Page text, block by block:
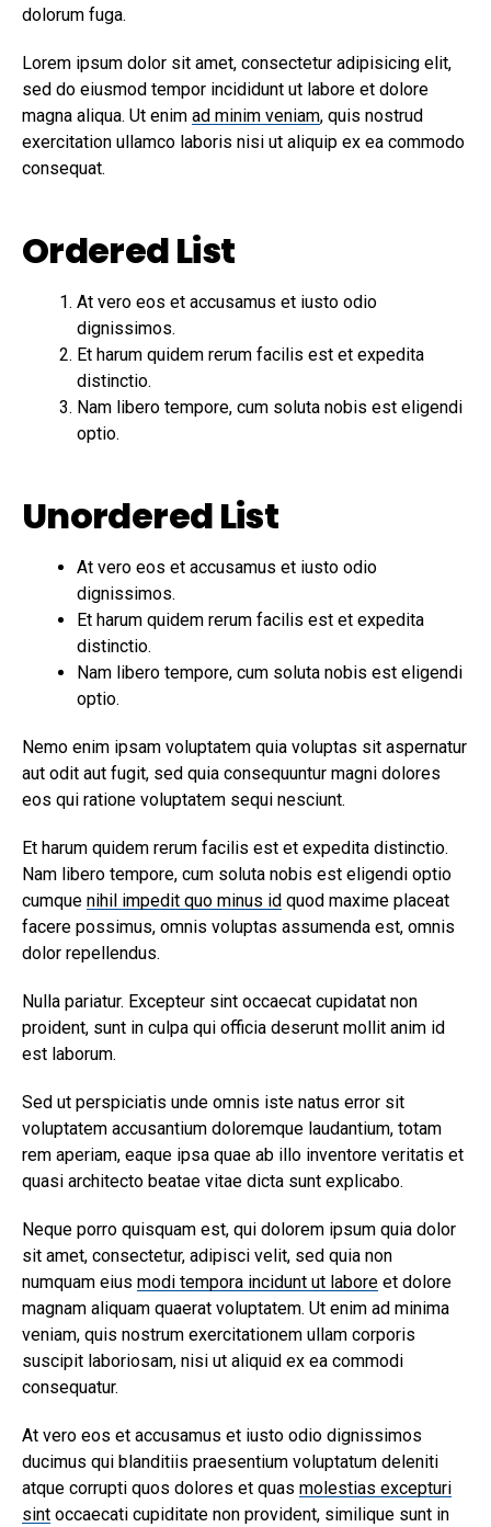
dolorum fuga.
Lorem ipsum dolor sit amet, consectetur adipisicing elit,
sed do eiusmod tempor incididunt ut labore et dolore
magna aliqua. Ut enim ad minim veniam, quis nostrud
exercitation ullamco laboris nisi ut aliquip ex ea commodo
consequat.
Ordered List
At vero eos et accusamus et iusto odio
dignissimos.
Et harum quidem rerum facilis est et expedita
distinctio.
Nam libero tempore, cum soluta nobis est eligendi
optio.
Unordered List
At vero eos et accusamus et iusto odio
dignissimos.
Et harum quidem rerum facilis est et expedita
distinctio.
Nam libero tempore, cum soluta nobis est eligendi
optio.
Nemo enim ipsam voluptatem quia voluptas sit aspernatur
aut odit aut fugit, sed quia consequuntur magni dolores
eos qui ratione voluptatem sequi nesciunt.
Et harum quidem rerum facilis est et expedita distinctio.
Nam libero tempore, cum soluta nobis est eligendi optio
cumque nihil impedit quo minus id quod maxime placeat
facere possimus, omnis voluptas assumenda est, omnis
dolor repellendus.
Nulla pariatur. Excepteur sint occaecat cupidatat non
proident, sunt in culpa qui officia deserunt mollit anim id
est laborum.
Sed ut perspiciatis unde omnis iste natus error sit
voluptatem accusantium doloremque laudantium, totam
rem aperiam, eaque ipsa quae ab illo inventore veritatis et
quasi architecto beatae vitae dicta sunt explicabo.
Neque porro quisquam est, qui dolorem ipsum quia dolor
sit amet, consectetur, adipisci velit, sed quia non
numquam eius modi tempora incidunt ut labore et dolore
magnam aliquam quaerat voluptatem. Ut enim ad minima
veniam, quis nostrum exercitationem ullam corporis
suscipit laboriosam, nisi ut aliquid ex ea commodi
consequatur.
At vero eos et accusamus et iusto odio dignissimos
ducimus qui blanditiis praesentium voluptatum deleniti
atque corrupti quos dolores et quas molestias excepturi
sint occaecati cupiditate non provident, similique sunt in